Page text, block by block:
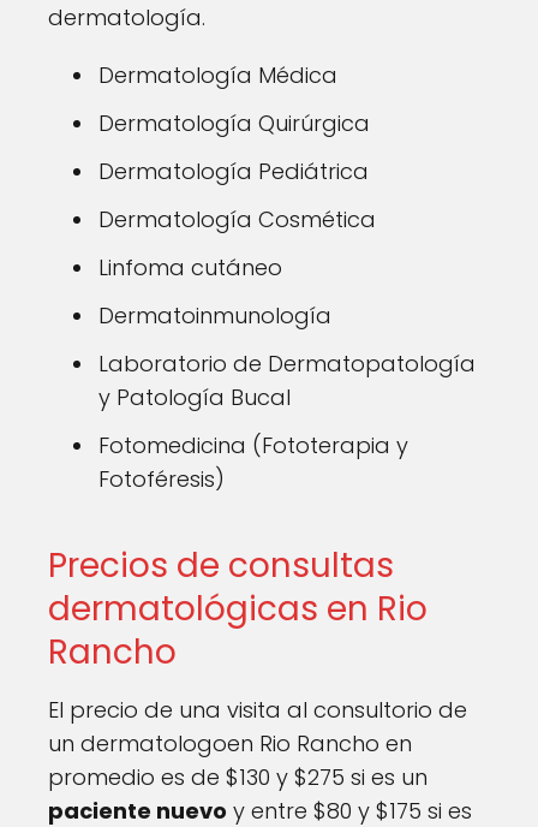
dermatología.
Dermatología Médica
Dermatología Quirúrgica
Dermatología Pediátrica
Dermatología Cosmética
Linfoma cutáneo
Dermatoinmunología
Laboratorio de Dermatopatología
y Patología Bucal
Fotomedicina (Fototerapia y
Fotoféresis)
Precios de consultas
dermatológicas en Rio
Rancho
El precio de una visita al consultorio de
un dermatologoen Rio Rancho en
promedio es de $130 y $275 si es un
paciente nuevo y entre $80 y $175 si es